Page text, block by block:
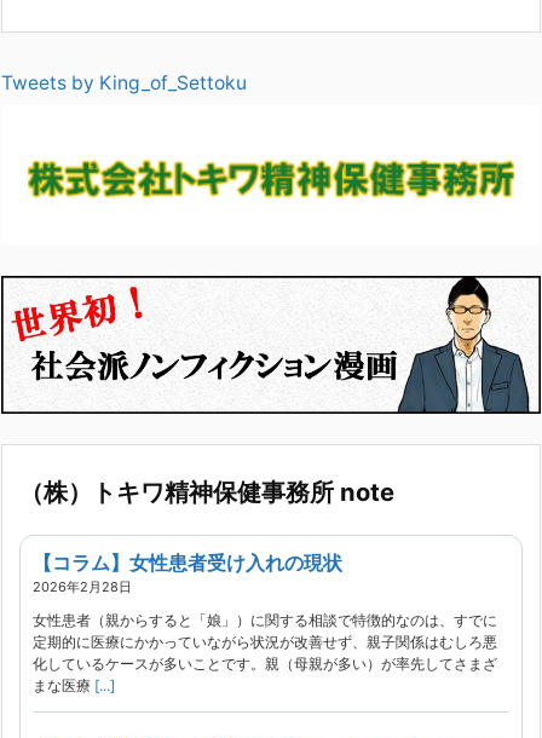
Tweets by King_of_Settoku
（株）トキワ精神保健事務所 note
【コラム】女性患者受け入れの現状
2026年2月28日
女性患者（親からすると「娘」）に関する相談で特徴的なのは、すでに
定期的に医療にかかっていながら状況が改善せず、親子関係はむしろ悪
化しているケースが多いことです。親（母親が多い）が率先してさまざ
まな医療 [...]